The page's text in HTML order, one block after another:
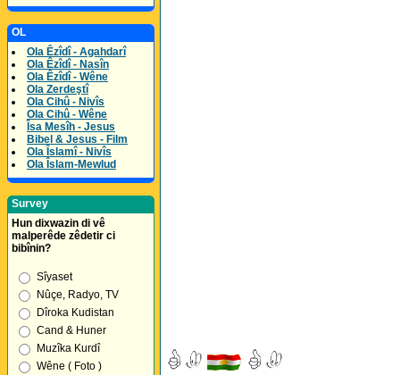
OL
Ola Êzîdî - Agahdarî
Ola Êzîdî - Nasîn
Ola Êzîdî - Wêne
Ola Zerdeştî
Ola Cihû - Nivîs
Ola Cihû - Wêne
Îsa Mesîh - Jesus
Bibel & Jesus - Film
Ola Îslamî - Nivîs
Ola Îslam-Mewlud
Survey
Hun dixwazin di vê
malperêde zêdetir ci
bibînin?
Sîyaset
Nûçe, Radyo, TV
Dîroka Kudistan
Cand & Huner
Muzîka Kurdî
Wêne ( Foto )